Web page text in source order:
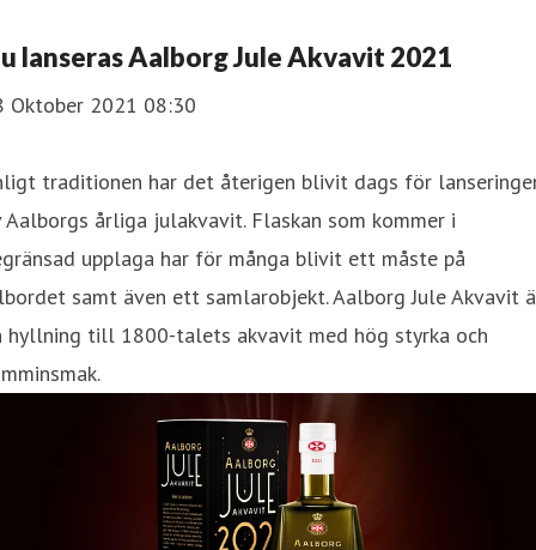
lanseras Aalborg Jule Akvavit 2021
Oktober 2021 08:30
traditionen har det återigen blivit dags för
Aalborgs årliga julakvavit. Flaskan som kommer i
upplaga har för många blivit ett måste på
samt även ett samlarobjekt. Aalborg Jule Akvavit
hyllning till 1800-talets akvavit med hög styrka och